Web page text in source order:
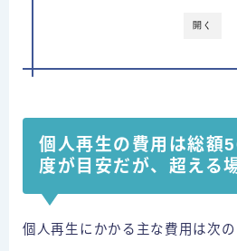
開く
個人再生の費用は総額
度が目安だが、超える
個人再生にかかる主な費用は次の